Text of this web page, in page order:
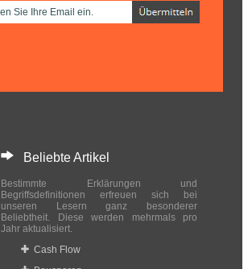
Beliebte Artikel
Bestimmte Erklärungen und
Begriffsdefinitionen erfreuen sich bei
unseren Lesern ganz besonderer
Beliebtheit. Diese werden mehrmals pro
Jahr aktualisiert.
Cash Flow